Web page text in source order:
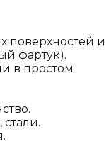
поверхностей и
фартук).
в простом